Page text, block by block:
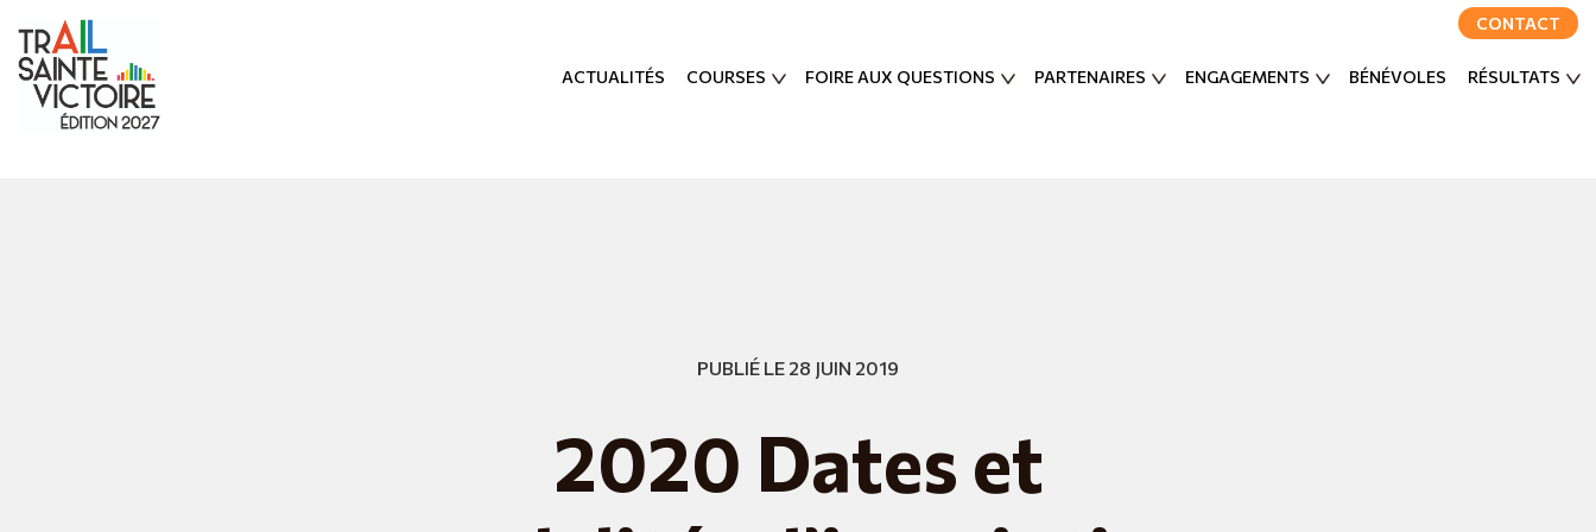
ACTUALITÉS COURSES FOIRE AUX QUESTIONS PARTENAIRES ENGAGEMENTS BÉNÉVOLES RÉSULTATS
CONTACT
PUBLIÉ LE 28 JUIN 2019
2020 Dates et